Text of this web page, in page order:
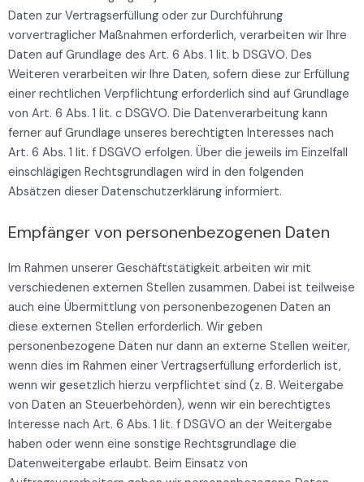
Daten zur Vertragserfüllung oder zur Durchführung
vorvertraglicher Maßnahmen erforderlich, verarbeiten wir Ihre
Daten auf Grundlage des Art. 6 Abs. 1 lit. b DSGVO. Des
Weiteren verarbeiten wir Ihre Daten, sofern diese zur Erfüllung
einer rechtlichen Verpflichtung erforderlich sind auf Grundlage
von Art. 6 Abs. 1 lit. c DSGVO. Die Datenverarbeitung kann
ferner auf Grundlage unseres berechtigten Interesses nach
Art. 6 Abs. 1 lit. f DSGVO erfolgen. Über die jeweils im Einzelfall
einschlägigen Rechtsgrundlagen wird in den folgenden
Absätzen dieser Datenschutzerklärung informiert.
Empfänger von personenbezogenen Daten
Im Rahmen unserer Geschäftstätigkeit arbeiten wir mit
verschiedenen externen Stellen zusammen. Dabei ist teilweise
auch eine Übermittlung von personenbezogenen Daten an
diese externen Stellen erforderlich. Wir geben
personenbezogene Daten nur dann an externe Stellen weiter,
wenn dies im Rahmen einer Vertragserfüllung erforderlich ist,
wenn wir gesetzlich hierzu verpflichtet sind (z. B. Weitergabe
von Daten an Steuerbehörden), wenn wir ein berechtigtes
Interesse nach Art. 6 Abs. 1 lit. f DSGVO an der Weitergabe
haben oder wenn eine sonstige Rechtsgrundlage die
Datenweitergabe erlaubt. Beim Einsatz von